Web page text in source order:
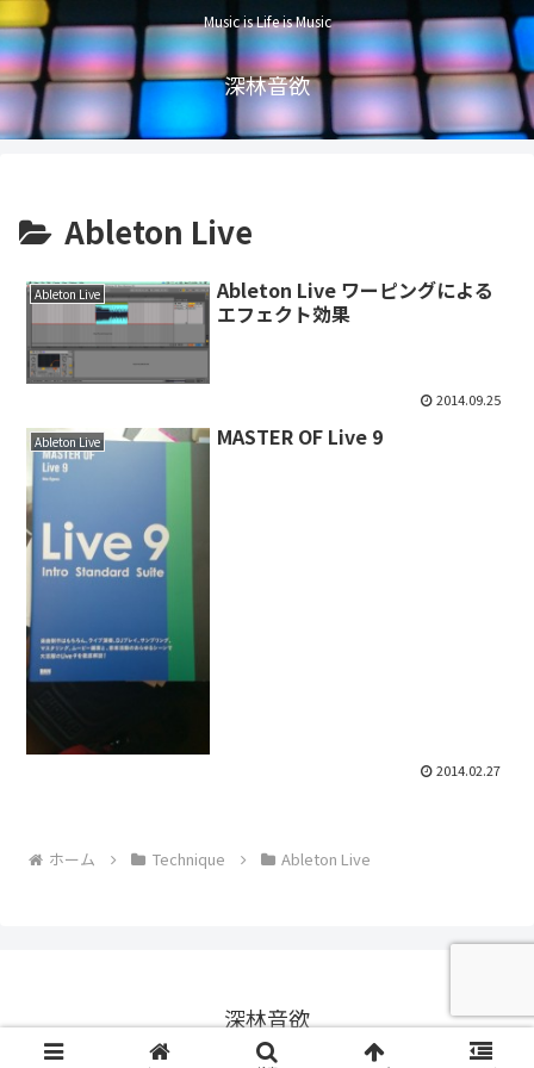
Music is Life is Music
深林音欲
Ableton Live
Ableton Live
Ableton Live ワーピングによる
エフェクト効果
2014.09.25
Ableton Live MASTER OF Live 9
2014.02.27
ホーム Technique Ableton Live
深林音欲
© 2014 深林音欲.